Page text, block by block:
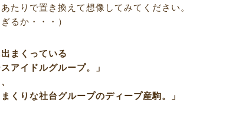
たりで置き換えて想像してみてください。
るか・・・）
まくっている
アイドルグループ。」
くりな社台グループのディープ産駒。」